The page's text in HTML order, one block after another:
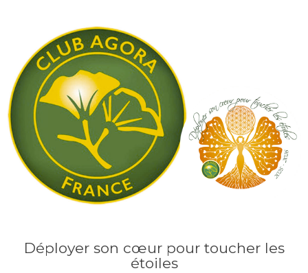
Déployer son cœur pour toucher les
étoiles